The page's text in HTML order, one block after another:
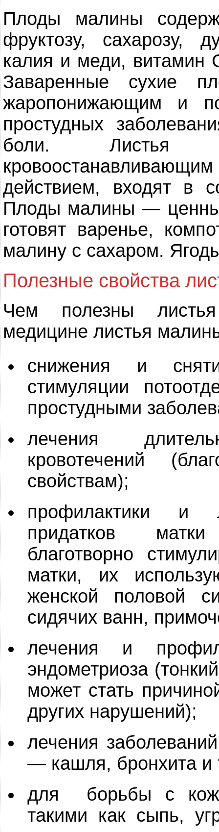
Плоды малины
фруктозу, сахарозу,
калия и меди, витамин
Заваренные сухие
жаропонижающим и
простудных
боли. Листья
действием, входят в
Плоды малины —
готовят варенье,
малину с сахаром.
Полезные свойства
Чем полезны
медицине листья
снижения и
стимуляции
простудными
лечения
кровотечений
свойствам);
профилактики и
придатков
благотворно
матки, их
женской половой
сидячих ванн,
лечения и
эндометриоза
может стать
других нарушений);
лечения
— кашля, бронхита и
для борьбы с
такими как сыпь,